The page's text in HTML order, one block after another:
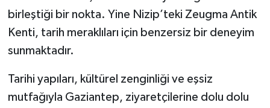
birleştiği bir nokta. Yine Nizip’teki Zeugma Antik
Kenti, tarih meraklıları için benzersiz bir deneyim
sunmaktadır.
Tarihi yapıları, kültürel zenginliği ve eşsiz
mutfağıyla Gaziantep, ziyaretçilerine dolu dolu